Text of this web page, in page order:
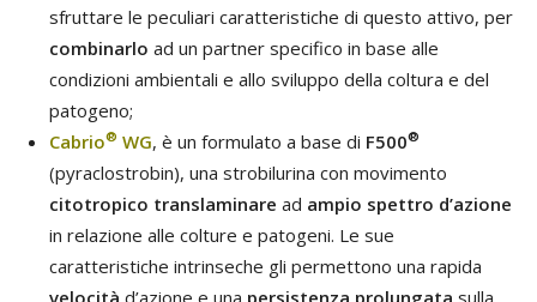
sfruttare le peculiari caratteristiche di questo attivo, per
combinarlo ad un partner specifico in base alle
condizioni ambientali e allo sviluppo della coltura e del
patogeno;
Cabrio® WG, è un formulato a base di F500®
(pyraclostrobin), una strobilurina con movimento
citotropico translaminare ad ampio spettro d’azione
in relazione alle colture e patogeni. Le sue
caratteristiche intrinseche gli permettono una rapida